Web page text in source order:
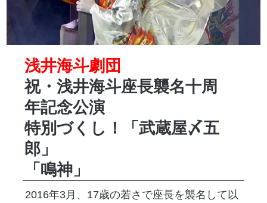
浅井海斗劇団
祝・浅井海斗座長襲名十周
年記念公演
特別づくし！「武蔵屋〆五
郎」
「鳴神」
2016年3月、17歳の若さで座長を襲名して以